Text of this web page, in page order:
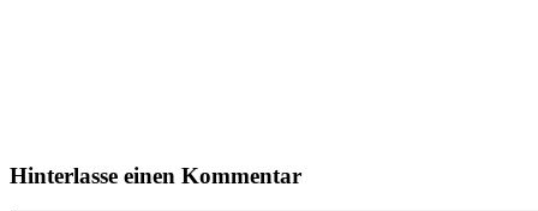
Hinterlasse einen Kommentar